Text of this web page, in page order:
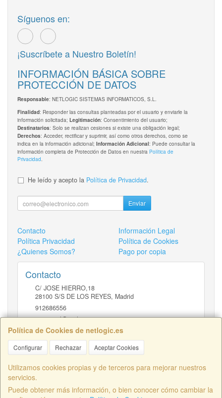
Política de Cookies de netlogic.es
Configurar Rechazar Aceptar Cookies
Utilizamos cookies propias y de terceros para mejorar nuestros
servicios.
Puede obtener más información, o bien conocer cómo cambiar la
Síguenos en:
¡Suscríbete a Nuestro Boletín!
INFORMACIÓN BÁSICA SOBRE
PROTECCIÓN DE DATOS
Responsable: NETLOGIC SISTEMAS INFORMATICOS, S.L.
Finalidad: Responder las consultas planteadas por el usuario y enviarle la
información solicitada; Legitimación: Consentimiento del usuario;
Destinatarios: Solo se realizan cesiones si existe una obligación legal;
Derechos: Acceder, rectificar y suprimir, así como otros derechos, como se
indica en la información adicional; Información Adicional: Puede consultar la
información completa de Protección de Datos en nuestra Política de
Privacidad.
He leído y acepto la Política de Privacidad.
Enviar
Contacto
Información Legal
Política Privacidad
Política de Cookies
¿Quienes Somos?
Pago por copia
Contacto
C/ JOSE HIERRO,18
28100 S/S DE LOS REYES, Madrid
912686556
comercial@netlogic.es
Horario
DE 9 A 14H Y DE 16 A 20H